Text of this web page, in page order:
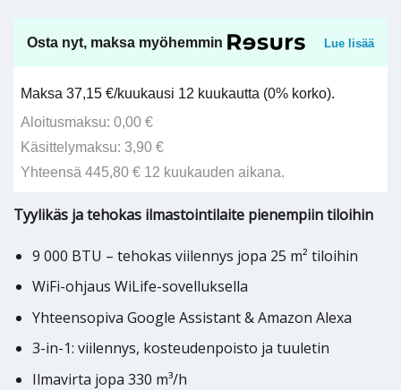
Osta nyt, maksa myöhemmin Lue lisää
Maksa 37,15 €/kuukausi 12 kuukautta (0% korko).
Aloitusmaksu: 0,00 €
Käsittelymaksu: 3,90 €
Yhteensä 445,80 € 12 kuukauden aikana.
Tyylikäs ja tehokas ilmastointilaite pienempiin tiloihin
9 000 BTU – tehokas viilennys jopa 25 m² tiloihin
WiFi-ohjaus WiLife-sovelluksella
Yhteensopiva Google Assistant & Amazon Alexa
3-in-1: viilennys, kosteudenpoisto ja tuuletin
Ilmavirta jopa 330 m³/h